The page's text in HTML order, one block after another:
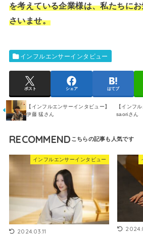
を考えている企業様は、私たちに
さいませ。
インフルエンサーインタビュー
ポスト シェア はてブ
【インフルエンサーインタビュー】
伊藤 猛さん
【インフ
saoriさん
RECOMMEND
インフルエンサーインタビュー
2024.03.11